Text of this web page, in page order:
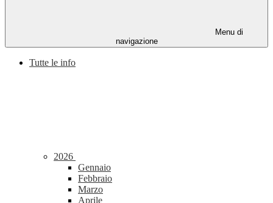
Menu di
navigazione
Tutte le info
2026
Gennaio
Febbraio
Marzo
Aprile